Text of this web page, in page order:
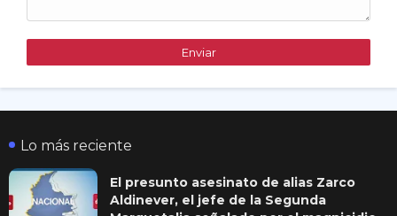
Lo más reciente
El presunto asesinato de alias Zarco
Aldinever, el jefe de la Segunda